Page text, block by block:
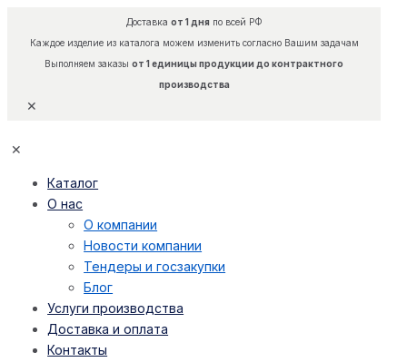
Доставка от 1 дняпо всей РФ
Каждое изделие из каталога можем изменить согласно Вашим задачам
Выполняем заказы от 1 единицы продукции до контрактного
производства
✕
✕
Каталог
О нас
О компании
Новости компании
Тендеры и госзакупки
Блог
Услуги производства
Доставка и оплата
Контакты